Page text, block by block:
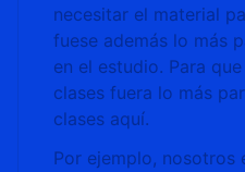
necesitar el material
fuese además lo más
en el estudio. Para
clases fuera lo más
clases aquí.
Por ejemplo, nosotros